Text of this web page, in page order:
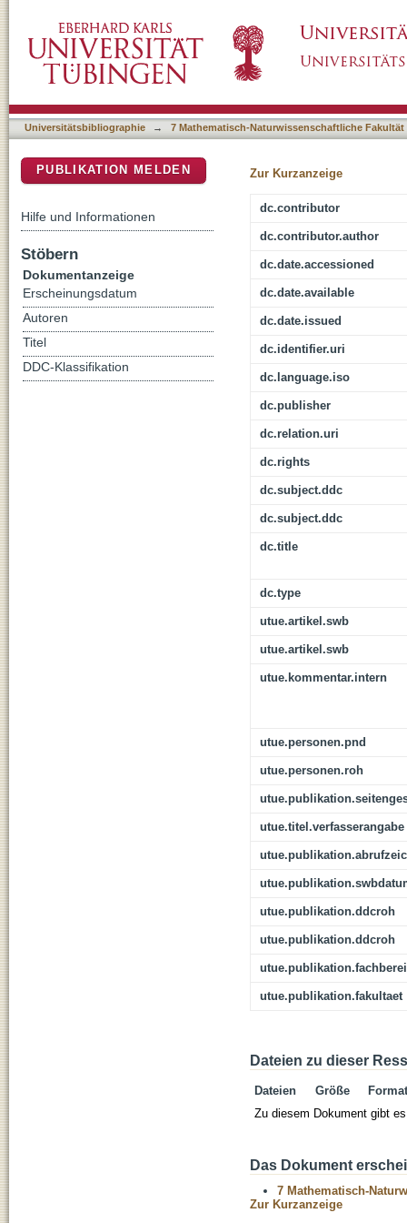
delaisi?
Universitätsbibliographie → 7 Mathematisch-Naturwissenschaftliche Fakultät
Zur Kurzanzeige
dc.contributor
dc.contributor.author
dc.date.accessioned
dc.date.available
dc.date.issued
dc.identifier.uri
dc.language.iso
dc.publisher
dc.relation.uri
dc.rights
dc.subject.ddc
dc.subject.ddc
dc.title
dc.type
utue.artikel.swb
utue.artikel.swb
utue.kommentar.intern
utue.personen.pnd
utue.personen.roh
utue.titel.verfasserangabe
utue.publikation.ddcroh
utue.publikation.ddcroh
utue.publikation.fakultaet
Dateien zu dieser
Dateien Größe
Format
Zu diesem Dokument gibt
Das Dokument
7 Mathematisch-
Zur Kurzanzeige
PUBLIKATION MELDEN
Hilfe und Informationen
Stöbern
Dokumentanzeige
Erscheinungsdatum
Autoren
Titel
DDC-Klassifikation